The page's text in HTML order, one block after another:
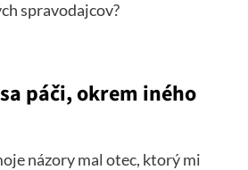
spravodajcov?
páči, okrem iného
názory mal otec, ktorý mi